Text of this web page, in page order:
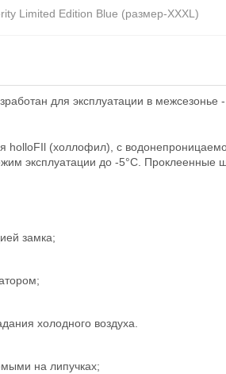
Limited Edition Blue (размер-XXXL)
для эксплуатации в
holloFIl (холлофил), с
эксплуатации до -5°C.
замка;
холодного воздуха.
на липучках;